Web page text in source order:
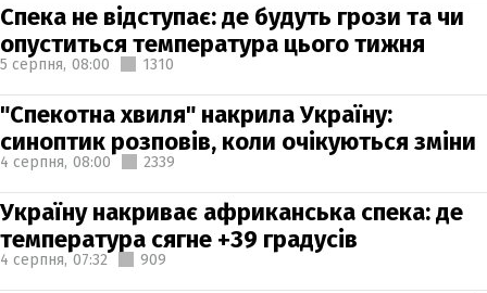
Спека не відступає: де будуть грози та чи
опуститься температура цього тижня
5 серпня, 08:00 1310
"Спекотна хвиля" накрила Україну:
синоптик розповів, коли очікуються зміни
4 серпня, 08:00 2339
Україну накриває африканська спека: де
температура сягне +39 градусів
4 серпня, 07:32 909